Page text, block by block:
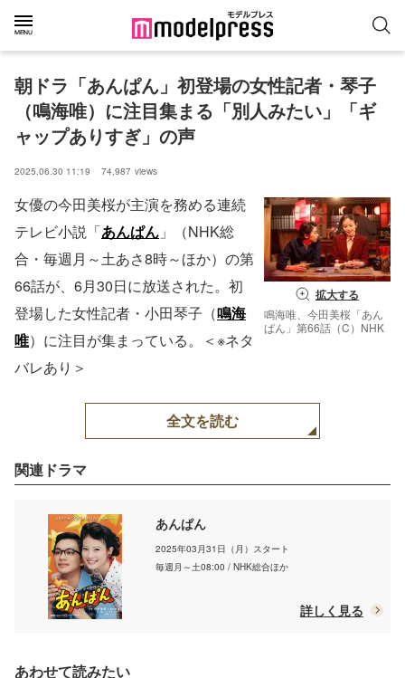
朝ドラ「あんぱん」初登場の女性記者・琴子
（鳴海唯）に注目集まる「別人みたい」「ギ
ャップありすぎ」の声
2025.06.30 11:19 74,987 views
拡大する
鳴海唯、今田美桜「あん
ぱん」第66話（C）NHK
女優の今田美桜が主演を務める連続
テレビ小説「あんぱん 」（NHK総
合・毎週月～土あさ8時～ほか）の第
66話が、6月30日に放送された。初
登場した女性記者・小田琴子（鳴海
唯）に注目が集まっている。＜※ネタ
バレあり＞
全文を読む
関連ドラマ
あんぱん
2025年03月31日（月）スタート
毎週月～土08:00 / NHK総合ほか
詳しく見る
あわせて読みたい